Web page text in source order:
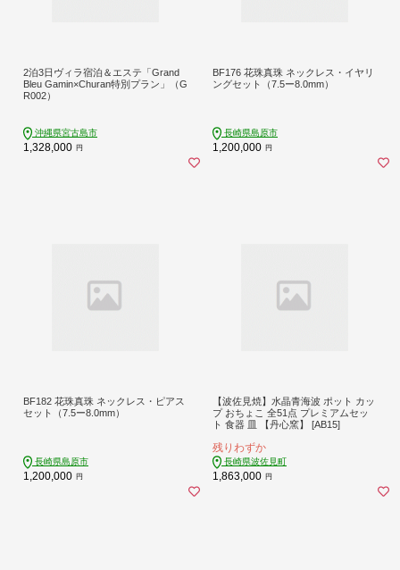
2泊3日ヴィラ宿泊＆エステ「Grand
Bleu Gamin×Churan特別プラン」（G
R002）
沖縄県宮古島市
1,328,000 円
BF176 花珠真珠 ネックレス・イヤリ
ングセット（7.5ー8.0mm）
長崎県島原市
1,200,000 円
BF182 花珠真珠 ネックレス・ピアス
セット（7.5ー8.0mm）
長崎県島原市
1,200,000 円
【波佐見焼】水晶青海波 ポット カッ
プ おちょこ 全51点 プレミアムセッ
ト 食器 皿 【丹心窯】 [AB15]
残りわずか
長崎県波佐見町
1,863,000 円